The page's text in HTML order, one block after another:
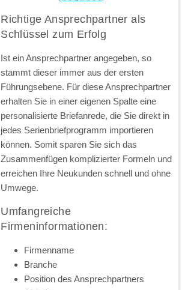
Richtige Ansprechpartner als
Schlüssel zum Erfolg
Ist ein Ansprechpartner angegeben, so
stammt dieser immer aus der ersten
Führungsebene. Für diese Ansprechpartner
erhalten Sie in einer eigenen Spalte eine
personalisierte Briefanrede, die Sie direkt in
jedes Serienbriefprogramm importieren
können. Somit sparen Sie sich das
Zusammenfügen komplizierter Formeln und
erreichen Ihre Neukunden schnell und ohne
Umwege.
Umfangreiche
Firmeninformationen:
Firmenname
Branche
Position des Ansprechpartners